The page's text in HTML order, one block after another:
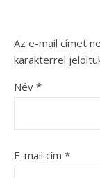
Az e-mail címet
karakterrel
Név *
E-mail cím *